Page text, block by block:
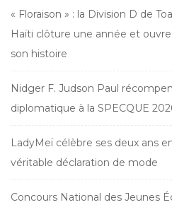
« Floraison » : la Division D de
Haïti clôture une année et
son histoire
Nidger F. Judson Paul
diplomatique à la SPECQUE
LadyMeï célèbre ses deux ans
véritable déclaration de mode
Concours National des Jeunes